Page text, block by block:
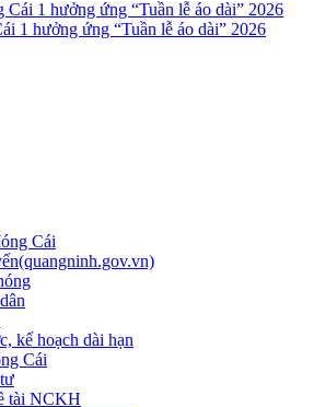
1 hưởng ứng “Tuần lễ áo dài” 2026